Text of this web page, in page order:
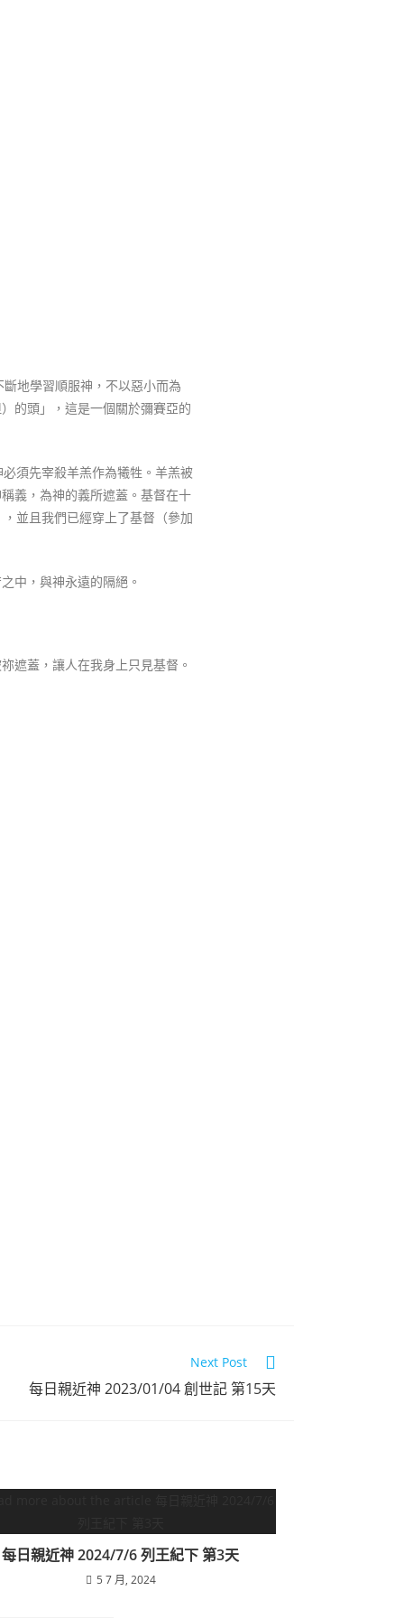
地學習順服神，不以惡小而為
的頭」，這是一個關於彌賽亞的
須先宰殺羊羔作為犧牲。羊羔被
義，為神的義所遮蓋。基督在十
並且我們已經穿上了基督（參加
中，與神永遠的隔絕。
遮蓋，讓人在我身上只見基督。
Next Post
每日親近神 2023/01/04 創世記 第15天
每日親近神 2024/7/6 列王紀下 第3天
5 7 月, 2024